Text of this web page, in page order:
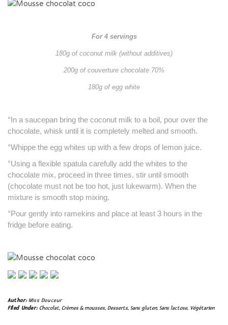
For 4 servings
180g of coconut milk (without additives)
200g of couverture chocolate 70%
180g of egg white
°In a saucepan bring the coconut milk to a boil, pour over the
chocolate, whisk until it is completely melted and smooth.
°Whippe the egg whites up with a few drops of lemon juice.
°Using a flexible spatula carefully add the whites to the
chocolate mix, proceed in three times, stir until smooth
(chocolate must not be too hot, just lukewarm). When the
mixture is smooth stop mixing.
°Pour gently into ramekins and place at least 3 hours in the
fridge before eating.
Author: Miss Douceur
Filed Under: Chocolat, Crèmes & mousses, Desserts, Sans gluten, Sans lactose, Végétarien